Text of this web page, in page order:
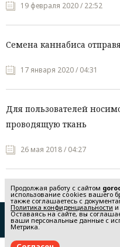
19 февраля 2020 / 22:52
Семена каннабиса
17 января 2020 / 04:31
Для пользователей
проводящую ткань
26 мая 2018 / 04:27
Редакция
Продолжая работу с сайтом
использование cookies вашего
также соглашаетесь с
Политика конфиденциальности и
Оставаясь на сайте, вы
ваши персональные данные с
Метрика.